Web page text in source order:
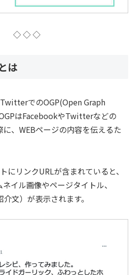
◇ ◇ ◇
は
でのOGP(Open Graph
はFacebookやTwitterなどの
、WEBページの内容を伝えるた
リンクURLが含まれていると、
イル画像やページタイトル、
文）が表示されます。